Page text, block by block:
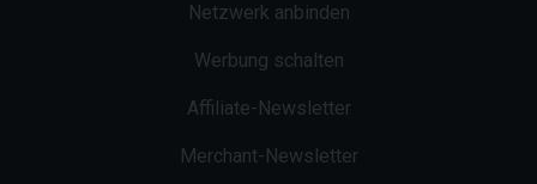
Netzwerk anbinden
Werbung schalten
Affiliate-Newsletter
Merchant-Newsletter